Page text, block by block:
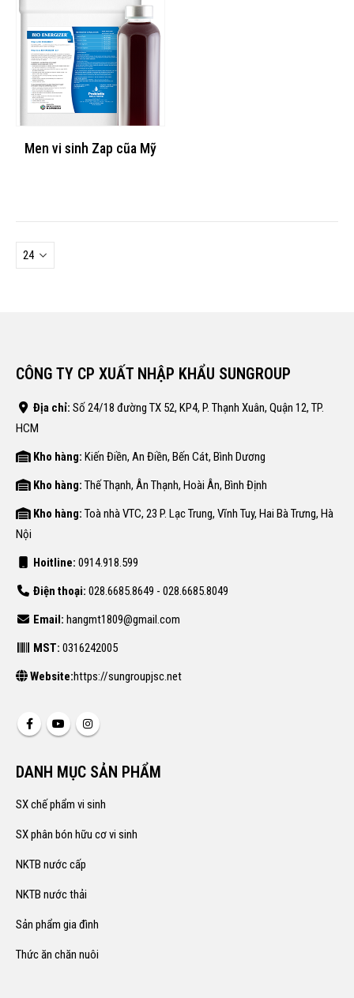
Men vi sinh Zap cũa Mỹ
CÔNG TY CP XUẤT NHẬP KHẨU SUNGROUP
Địa chỉ: Số 24/18 đường TX 52, KP4, P. Thạnh Xuân, Quận 12, TP.
HCM
Kho hàng: Kiến Điền, An Điền, Bến Cát, Bình Dương
Kho hàng: Thế Thạnh, Ân Thạnh, Hoài Ân, Bình Định
Kho hàng: Toà nhà VTC, 23 P. Lạc Trung, Vĩnh Tuy, Hai Bà Trưng, Hà
Nội
Hoitline: 0914.918.599
Điện thoại: 028.6685.8649 - 028.6685.8049
Email: hangmt1809@gmail.com
MST: 0316242005
Website:https://sungroupjsc.net
DANH MỤC SẢN PHẨM
SX chế phẩm vi sinh
SX phân bón hữu cơ vi sinh
NKTB nước cấp
NKTB nước thải
Sản phẩm gia đình
Thức ăn chăn nuôi